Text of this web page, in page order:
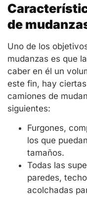
de
Uno de los
mudanzas es que
caber en él un
este fin, hay
camiones de
siguientes:
Furgones,
los que
tamaños.
Todas las
paredes,
acolchadas